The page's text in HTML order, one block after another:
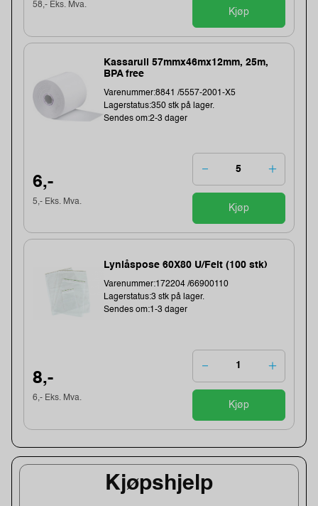
Kjøpshjelp
58,- Eks. Mva.
Kjøp
Kassarull 57mmx46mx12mm, 25m,
BPA free
Varenummer:8841 /5557-2001-X5
Lagerstatus:350 stk på lager.
Sendes om:2-3 dager
6,-
5,- Eks. Mva.
Kjøp
Lynlåspose 60X80 U/Felt (100 stk)
Varenummer:172204 /66900110
Lagerstatus:3 stk på lager.
Sendes om:1-3 dager
8,-
6,- Eks. Mva.
Kjøp